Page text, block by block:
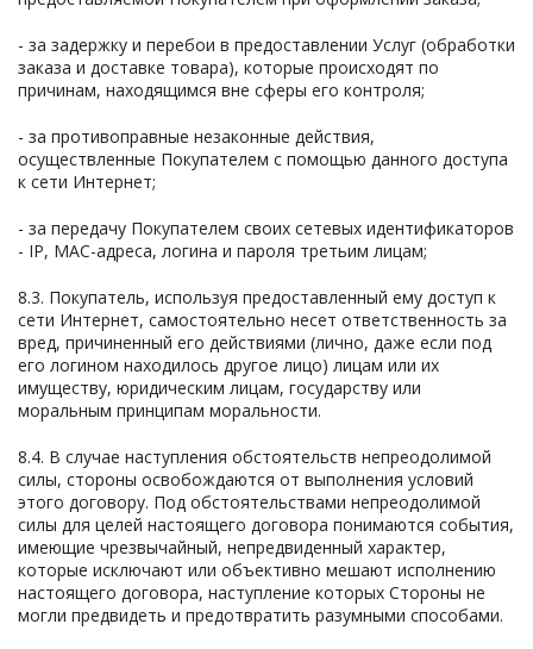
- за задержку и перебои в предоставлении Услуг (обработки
заказа и доставке товара), которые происходят по
причинам, находящимся вне сферы его контроля;
- за противоправные незаконные действия,
осуществленные Покупателем с помощью данного доступа
к сети Интернет;
- за передачу Покупателем своих сетевых идентификаторов
- IP, MAC-адреса, логина и пароля третьим лицам;
8.3. Покупатель, используя предоставленный ему доступ к
сети Интернет, самостоятельно несет ответственность за
вред, причиненный его действиями (лично, даже если под
его логином находилось другое лицо) лицам или их
имуществу, юридическим лицам, государству или
моральным принципам моральности.
8.4. В случае наступления обстоятельств непреодолимой
силы, стороны освобождаются от выполнения условий
этого договору. Под обстоятельствами непреодолимой
силы для целей настоящего договора понимаются события,
имеющие чрезвычайный, непредвиденный характер,
которые исключают или объективно мешают исполнению
настоящего договора, наступление которых Стороны не
могли предвидеть и предотвратить разумными способами.